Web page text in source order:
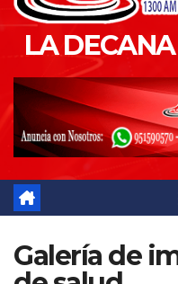
LA
Galería de